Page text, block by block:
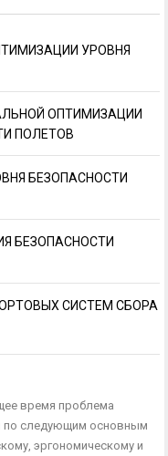
УРОВНЯ
ОПТИМИЗАЦИИ
ПОЛЕТОВ
БЕЗОПАСНОСТИ
БЕЗОПАСНОСТИ
СИСТЕМ СБОРА
время проблема
по следующим основ­ным
эргономиче­скому и